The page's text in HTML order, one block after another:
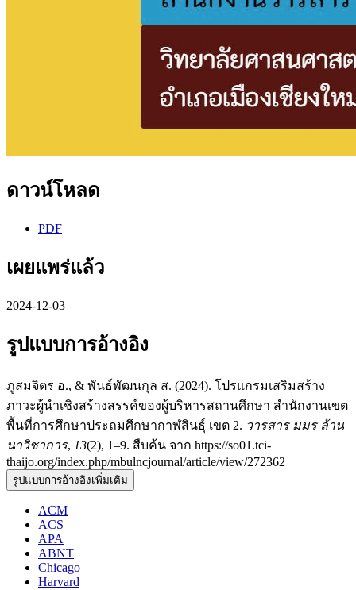
ดาวน์โหลด
PDF
เผยแพร่แล้ว
2024-12-03
รูปแบบการอ้างอิง
ภูสมจิตร อ., & พันธ์พัฒนกุล ส. (2024). โปรแกรมเสริมสร้าง
ภาวะผู้นำเชิงสร้างสรรค์ของผู้บริหารสถานศึกษา สำนักงานเขต
พื้นที่การศึกษาประถมศึกษากาฬสินธุ์ เขต 2. วารสาร มมร ล้าน
นาวิชาการ, 13(2), 1–9. สืบค้น จาก https://so01.tci-
thaijo.org/index.php/mbulncjournal/article/view/272362
รูปแบบการอ้างอิงเพิ่มเติม
ACM
ACS
APA
ABNT
Chicago
Harvard